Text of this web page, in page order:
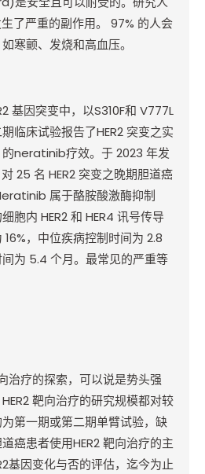
了严重的副作用。 97% 的人会
寒颤、发烧和高血压。
基因突变中，以S310F和 V777L
临床试验报告了HER2突变之实
neratinib疗效。于2023 年发
对25 名 HER2突变之晚期胆道癌
属于酪胺酸激酶抑制
胞内 HER2和 HER4 讯号传导
16%，中位疾病控制时间为 2.8
为 5.4 个月。最常见的严重等
治疗的探索，可以说是势头强
HER2靶向治疗的研究规模都对较
第一期或第二期单臂试验，缺
癌患者使用HER2靶向治疗的主
基因变化与否的评估，迄今为止